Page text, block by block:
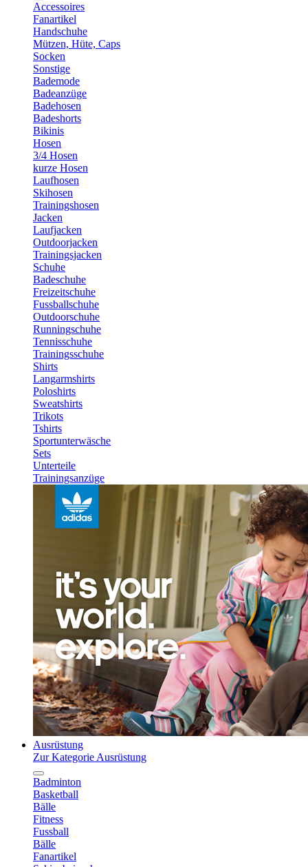
Accessoires
Fanartikel
Handschuhe
Mützen, Hüte, Caps
Socken
Sonstige
Bademode
Badeanzüge
Badehosen
Badeshorts
Bikinis
Hosen
3/4 Hosen
kurze Hosen
Laufhosen
Skihosen
Trainingshosen
Jacken
Laufjacken
Outdoorjacken
Trainingsjacken
Schuhe
Badeschuhe
Freizeitschuhe
Fussballschuhe
Outdoorschuhe
Runningschuhe
Tennisschuhe
Trainingsschuhe
Shirts
Langarmshirts
Poloshirts
Sweatshirts
Trikots
Tshirts
Sportunterwäsche
Sets
Unterteile
Trainingsanzüge
Ausrüstung
Zur Kategorie Ausrüstung
Badminton
Basketball
Bälle
Fitness
Fussball
Bälle
Fanartikel